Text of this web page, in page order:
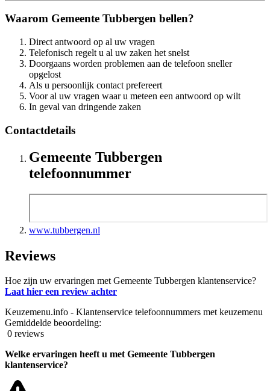
Waarom Gemeente Tubbergen bellen?
Direct antwoord op al uw vragen
Telefonisch regelt u al uw zaken het snelst
Doorgaans worden problemen aan de telefoon sneller
opgelost
Als u persoonlijk contact prefereert
Voor al uw vragen waar u meteen een antwoord op wilt
In geval van dringende zaken
Contactdetails
Gemeente Tubbergen
telefoonnummer
www.tubbergen.nl
Reviews
Hoe zijn uw ervaringen met Gemeente Tubbergen klantenservice?
Laat hier een review achter
Keuzemenu.info - Klantenservice telefoonnummers met keuzemenu
Gemiddelde beoordeling:
0 reviews
Welke ervaringen heeft u met Gemeente Tubbergen
klantenservice?